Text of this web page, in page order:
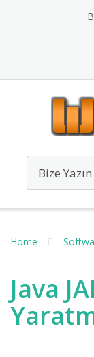
Home
Java